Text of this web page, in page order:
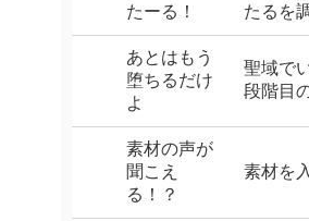
たーる！ たるを
あとはもう
堕ちるだけ
よ
聖域で
段階目
素材の声が
聞こえ
る！？
素材を